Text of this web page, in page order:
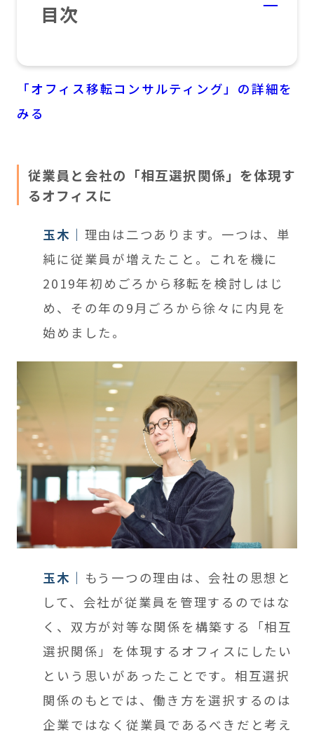
目次
「オフィス移転コンサルティング」の詳細を
みる
従業員と会社の「相互選択関係」を体現す
るオフィスに
玉木
理由は二つあります。一つは、単
純に従業員が増えたこと。これを機に
2019年初めごろから移転を検討しはじ
め、その年の9月ごろから徐々に内見を
始めました。
玉木
もう一つの理由は、会社の思想と
して、会社が従業員を管理するのではな
く、双方が対等な関係を構築する「相互
選択関係」を体現するオフィスにしたい
という思いがあったことです。相互選択
関係のもとでは、働き方を選択するのは
企業ではなく従業員であるべきだと考え